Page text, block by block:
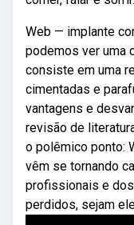
Web — implante
podemos ver uma
consiste em uma
cimentadas e
vantagens e
revisão de
o polêmico ponto:
vêm se tornando
profissionais e
perdidos, sejam